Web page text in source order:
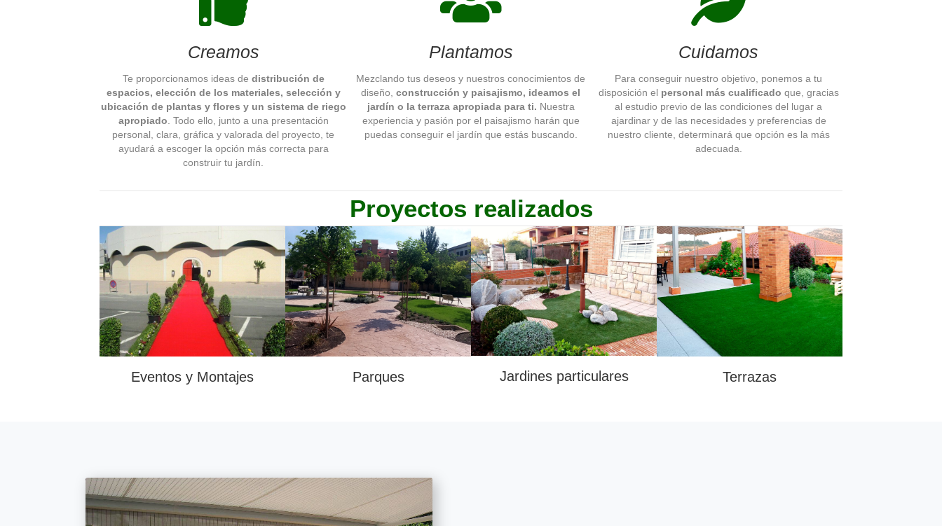
Creamos
Te proporcionamos ideas de distribución de
espacios, elección de los materiales, selección y
ubicación de plantas y flores y un sistema de riego
apropiado . Todo ello, junto a una presentación
personal, clara, gráfica y valorada del proyecto, te
ayudará a escoger la opción más correcta para
construir tu jardín.
Plantamos
Mezclando tus deseos y nuestros conocimientos de
diseño,construcción y paisajismo, ideamos el
jardín o la terraza apropiada para ti. Nuestra
experiencia y pasión por el paisajismo harán que
puedas conseguir el jardín que estás buscando.
Cuidamos
Para conseguir nuestro objetivo, ponemos a tu
disposición el personal más cualificado que, gracias
al estudio previo de las condiciones del lugar a
ajardinar y de las necesidades y preferencias de
nuestro cliente, determinará que opción es la más
adecuada.
Proyectos realizados
Eventos y Montajes Parques Jardines particulares Terrazas